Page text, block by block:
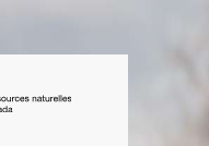
/